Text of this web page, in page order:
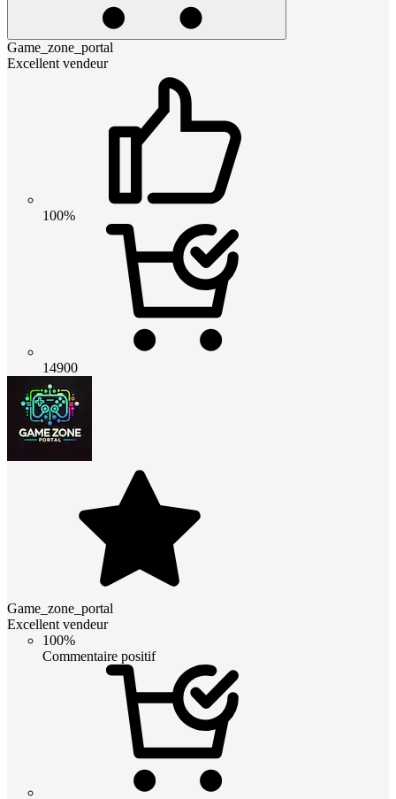
Game_zone_portal
Excellent vendeur
100%
14900
Game_zone_portal
Excellent vendeur
100%
Commentaire positif